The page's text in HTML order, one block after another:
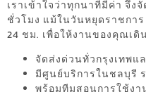
เราเข้าใจว่าทุกนาทีมีค่า จึ
ชั่วโมง แม้ในวันหยุดราชกา
24 ชม. เพื่อให้งานของคุณเดิ
จัดส่งด่วนทั่วกรุงเทพ
มีศูนย์บริการในชลบุรี
พร้อมทีมสอนการใช้ง